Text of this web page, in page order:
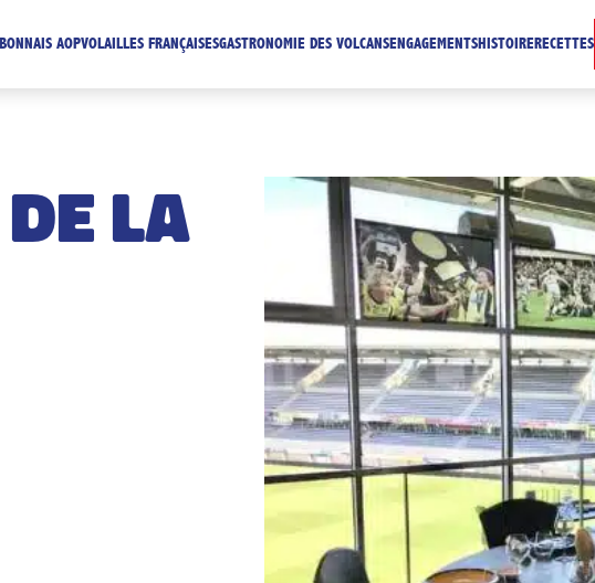
AOPVOLAILLES FRANÇAISESGASTRONOMIE DES VOLCANSENGAGEMENTSHISTOIRERECETTES
LA